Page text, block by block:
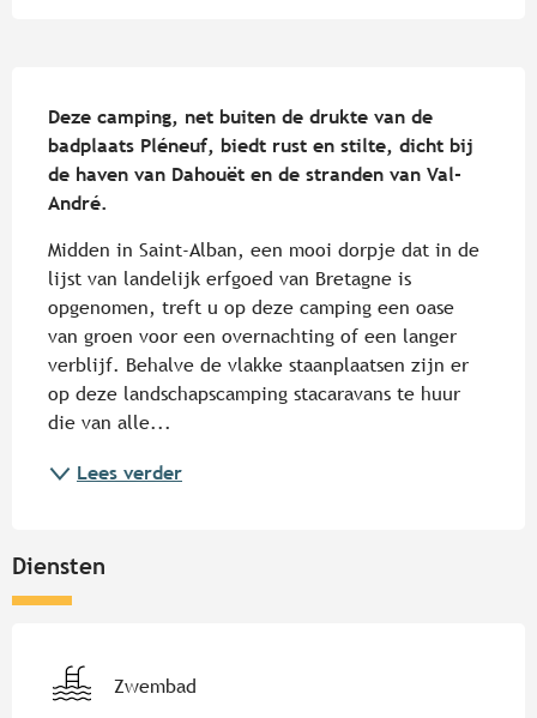
Deze camping, net buiten de drukte van de
badplaats Pléneuf, biedt rust en stilte, dicht bij
de haven van Dahouët en de stranden van Val-
André.
Midden in Saint-Alban, een mooi dorpje dat in de
lijst van landelijk erfgoed van Bretagne is
opgenomen, treft u op deze camping een oase
van groen voor een overnachting of een langer
verblijf. Behalve de vlakke staanplaatsen zijn er
op deze landschapscamping stacaravans te huur
die van alle...
Lees verder
Diensten
Zwembad